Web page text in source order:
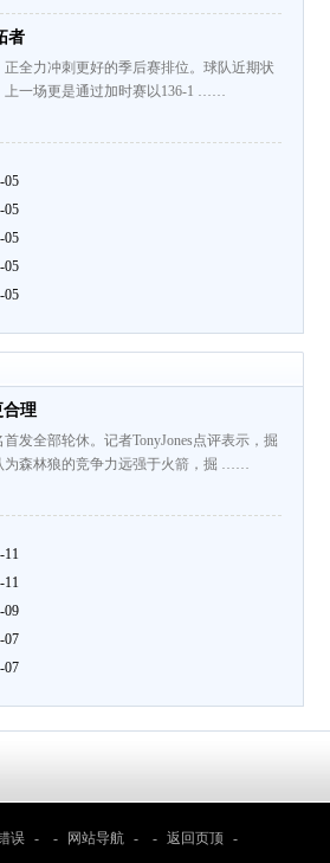
者
全力冲刺更好的季后赛排位。球队近期状
上一场更是通过加时赛以136-1 ……
05
05
05
05
05
合理
发全部轮休。记者TonyJones点评表示，掘
为森林狼的竞争力远强于火箭，掘 ……
11
11
09
07
07
误 - - 网站导航 - - 返回页顶 -